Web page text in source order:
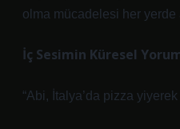
olma mücadelesi her yerde
İç Sesimin Küresel
“Abi, İtalya’da pizza yiyerek